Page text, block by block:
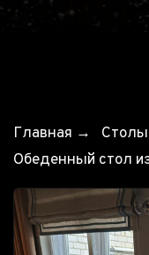
Главная → Столы
Обеденный стол